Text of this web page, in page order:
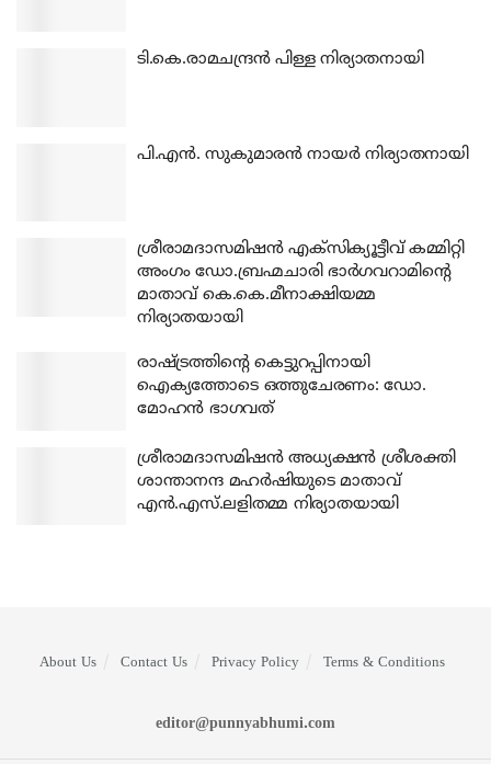
ടി.കെ.രാമചന്ദ്രന്‍ പിള്ള നിര്യാതനായി
പി.എന്‍. സുകുമാരന്‍ നായര്‍ നിര്യാതനായി
ശ്രീരാമദാസമിഷന്‍ എക്‌സിക്യൂട്ടീവ് കമ്മിറ്റി
അംഗം ഡോ.ബ്രഹ്മചാരി ഭാര്‍ഗവറാമിന്റെ
മാതാവ് കെ.കെ.മീനാക്ഷിയമ്മ
നിര്യാതയായി
രാഷ്ട്രത്തിന്റെ കെട്ടുറപ്പിനായി
ഐക്യത്തോടെ ഒത്തുചേരണം: ഡോ.
മോഹന്‍ ഭാഗവത്
ശ്രീരാമദാസമിഷന്‍ അധ്യക്ഷന്‍ ശ്രീശക്തി
ശാന്താനന്ദ മഹര്‍ഷിയുടെ മാതാവ്
എന്‍.എസ്.ലളിതമ്മ നിര്യാതയായി
About Us Contact Us Privacy Policy Terms & Conditions
editor@punnyabhumi.com